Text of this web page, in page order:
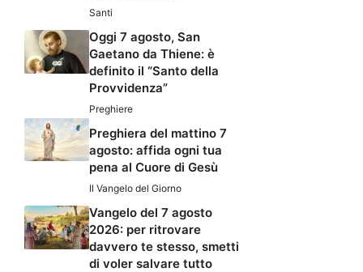
Santi
Oggi 7 agosto, San
Gaetano da Thiene: è
definito il “Santo della
Provvidenza”
Preghiere
Preghiera del mattino 7
agosto: affida ogni tua
pena al Cuore di Gesù
Il Vangelo del Giorno
Vangelo del 7 agosto
2026: per ritrovare
davvero te stesso, smetti
di voler salvare tutto